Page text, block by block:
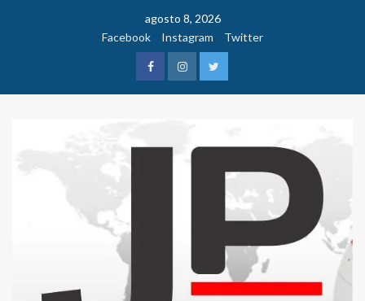
agosto 8, 2026
Facebook
Instagram Twitter
FacebookInstagramTwitter